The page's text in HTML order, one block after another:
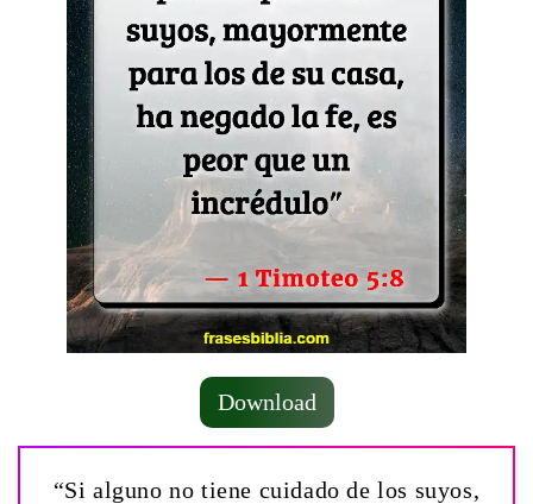
Download
“Si alguno no tiene cuidado de los suyos,